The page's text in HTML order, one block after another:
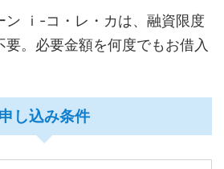
ン ｉ-コ・レ・カは、融資限度
。必要金額を何度でもお借入
申し込み条件